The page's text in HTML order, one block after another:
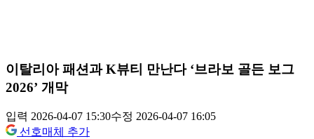
이탈리아 패션과 K뷰티 만난다 ‘브라보 골든 보그
2026’ 개막
입력 2026-04-07 15:30수정 2026-04-07 16:05
선호매체 추가